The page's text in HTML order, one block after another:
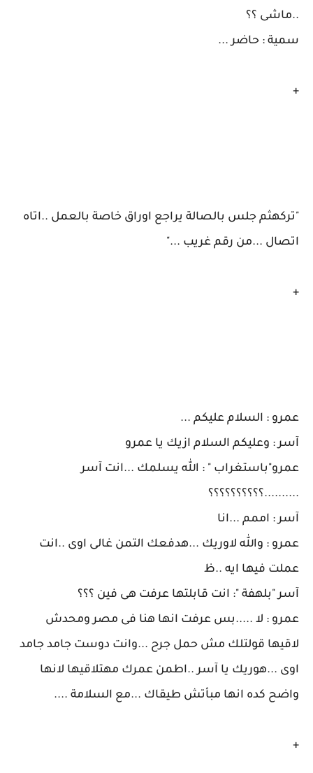
..ماشى ؟؟
سمية : حاضر ...
+
"تركهثم جلس بالصالة يراجع اوراق خاصة بالعمل ..اتاه
اتصال ...من رقم غريب ..."
+
عمرو : السلام عليكم ...
آسر : وعليكم السلام ازيك يا عمرو
عمرو"باستغراب " : الله يسلمك ...انت آسر
..........؟؟؟؟؟؟؟؟؟؟
آسر : اممم ...انا
عمرو : والله لاوريك ...هدفعك التمن غالى اوى ..انت
عملت فيها ايه ..ظ
آسر "بلهفة ": انت قابلتها عرفت هى فين ؟؟؟
عمرو : لا .....بس عرفت انها هنا فى مصر ومحدش
لاقيها قولتلك مش حمل جرح ...وانت دوست جامد جامد
اوى ...هوريك يا آسر ..اطمن عمرك مهتلاقيها لانها
واضح كده انها مبأتش طيقاك ...مع السلامة ....
+